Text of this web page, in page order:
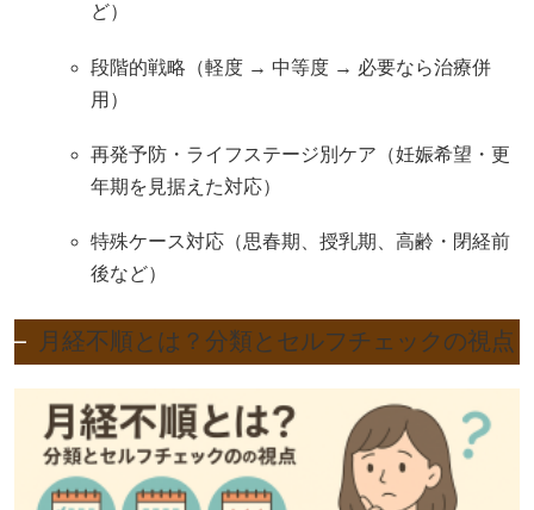
ど）
段階的戦略（軽度 → 中等度 → 必要なら治療併
用）
再発予防・ライフステージ別ケア（妊娠希望・更
年期を見据えた対応）
特殊ケース対応（思春期、授乳期、高齢・閉経前
後など）
月経不順とは？分類とセルフチェックの視点